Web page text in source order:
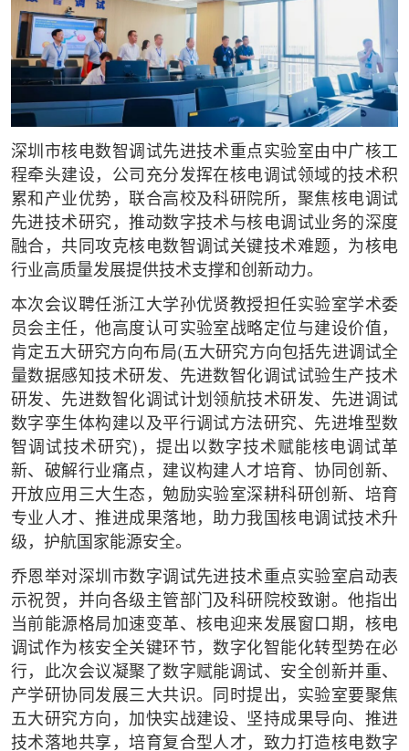
深圳市核电数智调试先进技术重点实验室由中广核工
程牵头建设，公司充分发挥在核电调试领域的技术积
累和产业优势，联合高校及科研院所，聚焦核电调试
先进技术研究，推动数字技术与核电调试业务的深度
融合，共同攻克核电数智调试关键技术难题，为核电
行业高质量发展提供技术支撑和创新动力。
本次会议聘任浙江大学孙优贤教授担任实验室学术委
员会主任，他高度认可实验室战略定位与建设价值，
肯定五大研究方向布局(五大研究方向包括先进调试全
量数据感知技术研发、先进数智化调试试验生产技术
研发、先进数智化调试计划领航技术研发、先进调试
数字孪生体构建以及平行调试方法研究、先进堆型数
智调试技术研究)，提出以数字技术赋能核电调试革
新、破解行业痛点，建议构建人才培育、协同创新、
开放应用三大生态，勉励实验室深耕科研创新、培育
专业人才、推进成果落地，助力我国核电调试技术升
级，护航国家能源安全。
乔恩举对深圳市数字调试先进技术重点实验室启动表
示祝贺，并向各级主管部门及科研院校致谢。他指出
当前能源格局加速变革、核电迎来发展窗口期，核电
调试作为核安全关键环节，数字化智能化转型势在必
行，此次会议凝聚了数字赋能调试、安全创新并重、
产学研协同发展三大共识。同时提出，实验室要聚焦
五大研究方向，加快实战建设、坚持成果导向、推进
技术落地共享，培育复合型人才，致力打造核电数字